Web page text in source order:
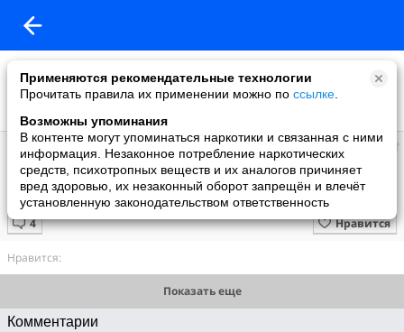
Применяются рекомендательные технологии
Прочитать правила их применении можно по ссылке
Возможны упоминания
В контенте могут упоминаться наркотики и связанная с ними
информация. Незаконное потребление наркотических
средств, психотропных веществ и их аналогов причиняет
вред здоровью, их незаконный оборот запрещён и влечёт
установленную законодательством ответственность
Евгений
добавил видео
05.09.2011
S5001173
Нравится
Нравится:
Показать еще
Комментарии